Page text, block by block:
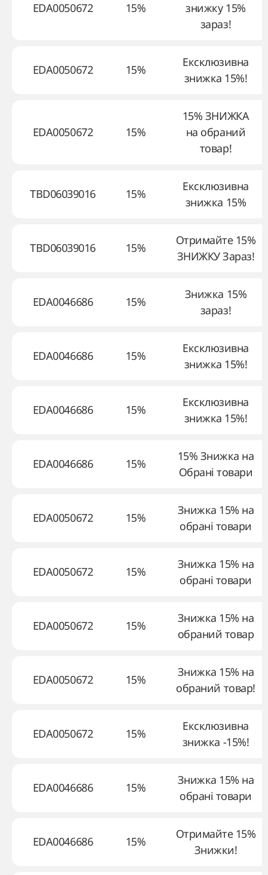
EDA0050672 15%
знижку 15%
зараз!
EDA0050672 15%
Ексклюзивна
знижка 15%!
EDA0050672 15%
15% ЗНИЖКА
на обраний
товар!
TBD06039016 15%
Ексклюзивна
знижка 15%
TBD06039016 15%
Отримайте 15%
ЗНИЖКУ Зараз!
EDA0046686 15%
Знижка 15%
зараз!
EDA0046686 15%
Ексклюзивна
знижка 15%!
EDA0046686 15%
Ексклюзивна
знижка 15%!
EDA0046686 15%
15% Знижка на
Обрані товари
EDA0050672 15%
Знижка 15% на
обрані товари
EDA0050672 15%
Знижка 15% на
обрані товари
EDA0050672 15%
Знижка 15% на
обраний товар
EDA0050672 15%
Знижка 15% на
обраний товар!
EDA0050672 15%
Ексклюзивна
знижка -15%!
EDA0046686 15%
Знижка 15% на
обрані товари
EDA0046686 15%
Отримайте 15%
Знижки!